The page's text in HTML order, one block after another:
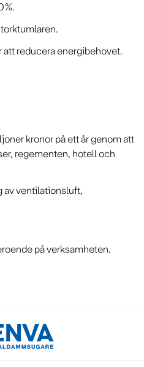
att reducera energibehovet.
kronor på ett år genom att
regementen, hotell och
av ventilationsluft,
på verksamheten.